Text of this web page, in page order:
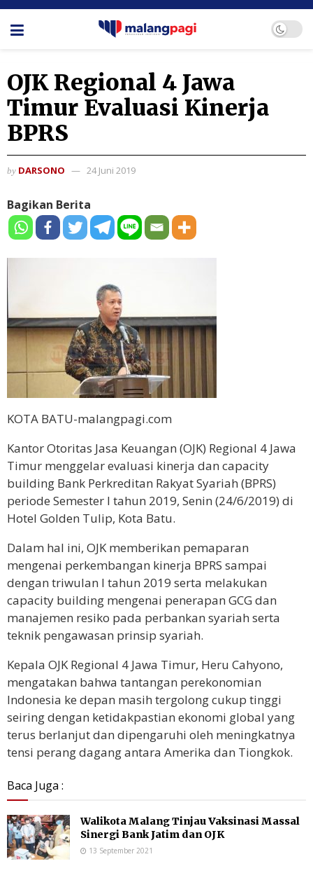
OJK Regional 4 Jawa
Timur Evaluasi Kinerja
BPRS
by DARSONO 24 Juni 2019
Bagikan Berita
KOTA BATU-malangpagi.com
Kantor Otoritas Jasa Keuangan (OJK) Regional 4 Jawa
Timur menggelar evaluasi kinerja dan capacity
building Bank Perkreditan Rakyat Syariah (BPRS)
periode Semester I tahun 2019, Senin (24/6/2019) di
Hotel Golden Tulip, Kota Batu.
Dalam hal ini, OJK memberikan pemaparan
mengenai perkembangan kinerja BPRS sampai
dengan triwulan I tahun 2019 serta melakukan
capacity building mengenai penerapan GCG dan
manajemen resiko pada perbankan syariah serta
teknik pengawasan prinsip syariah.
Kepala OJK Regional 4 Jawa Timur, Heru Cahyono,
mengatakan bahwa tantangan perekonomian
Indonesia ke depan masih tergolong cukup tinggi
seiring dengan ketidakpastian ekonomi global yang
terus berlanjut dan dipengaruhi oleh meningkatnya
tensi perang dagang antara Amerika dan Tiongkok.
Baca Juga :
Walikota Malang Tinjau Vaksinasi Massal
Sinergi Bank Jatim dan OJK
13 September 2021